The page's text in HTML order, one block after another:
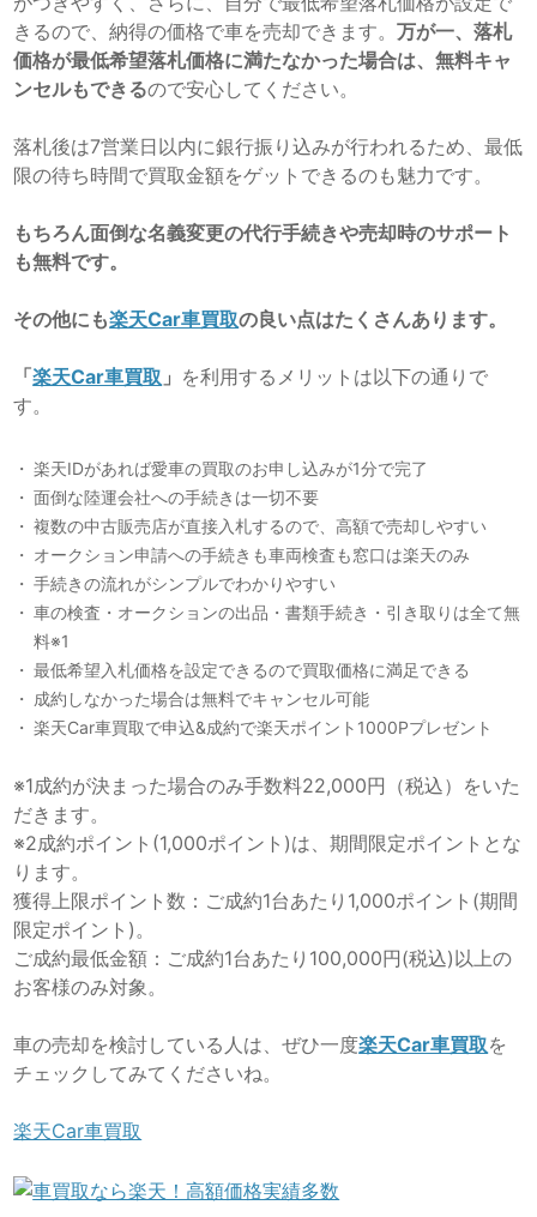
きるので、納得の価格で車を売却できます。万が一、落札
価格が最低希望落札価格に満たなかった場合は、無料キャ
ンセルもできるので安心してください。
落札後は7営業日以内に銀行振り込みが行われるため、最低
限の待ち時間で買取金額をゲットできるのも魅力です。
もちろん面倒な名義変更の代行手続きや売却時のサポート
も無料です。
その他にも楽天Car車買取の良い点はたくさんあります。
「楽天Car車買取 」 を利用するメリットは以下の通りで
す。
楽天IDがあれば愛車の買取のお申し込みが1分で完了
面倒な陸運会社への手続きは一切不要
複数の中古販売店が直接入札するので、高額で売却しやすい
オークション申請への手続きも車両検査も窓口は楽天のみ
手続きの流れがシンプルでわかりやすい
車の検査・オークションの出品・書類手続き・引き取りは全て無
料※1
最低希望入札価格を設定できるので買取価格に満足できる
成約しなかった場合は無料でキャンセル可能
楽天Car車買取で申込&成約で楽天ポイント1000Pプレゼント
※1成約が決まった場合のみ手数料22,000円（税込）をいた
だきます。
※2成約ポイント(1,000ポイント)は、期間限定ポイントとな
ります。
獲得上限ポイント数：ご成約1台あたり1,000ポイント(期間
限定ポイント)。
ご成約最低金額：ご成約1台あたり100,000円(税込)以上の
お客様のみ対象。
車の売却を検討している人は、ぜひ一度楽天Car車買取を
チェックしてみてくださいね。
楽天Car車買取